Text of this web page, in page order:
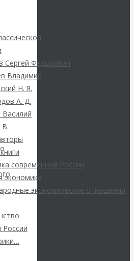
Сергей Федорович
Владимир
Н. Я.
А. Д.
В.
современной России
экономика
экономические отношения
России
в